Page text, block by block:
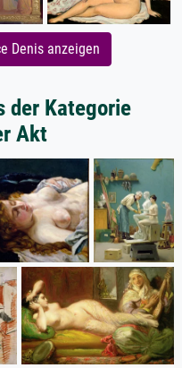
Denis anzeigen
der Kategorie
Akt